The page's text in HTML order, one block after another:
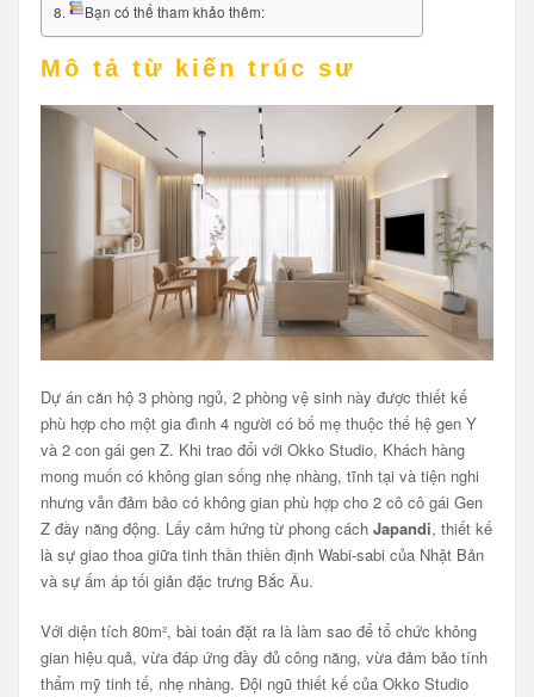
Bạn có thể tham khảo thêm:
Mô tả từ kiến trúc sư
Dự án căn hộ 3 phòng ngủ, 2 phòng vệ sinh này được thiết kế
phù hợp cho một gia đình 4 người có bố mẹ thuộc thế hệ gen Y
và 2 con gái gen Z. Khi trao đổi với Okko Studio, Khách hàng
mong muốn có không gian sống nhẹ nhàng, tĩnh tại và tiện nghi
nhưng vẫn đảm bảo có không gian phù hợp cho 2 cô cô gái Gen
Z đầy năng động. Lấy cảm hứng từ phong cách Japandi, thiết kế
là sự giao thoa giữa tinh thần thiền định Wabi-sabi của Nhật Bản
và sự ấm áp tối giản đặc trưng Bắc Âu.
Với diện tích 80m², bài toán đặt ra là làm sao để tổ chức không
gian hiệu quả, vừa đáp ứng đầy đủ công năng, vừa đảm bảo tính
thẩm mỹ tinh tế, nhẹ nhàng. Đội ngũ thiết kế của Okko Studio